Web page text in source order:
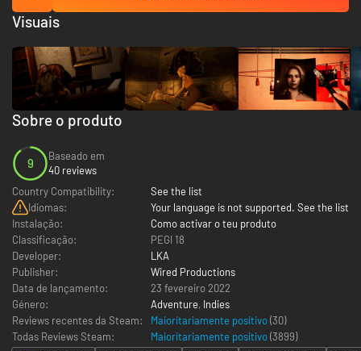
Sobre o produto
9
Baseado em
40 reviews
Country Compatibility:
See the list
Idiomas:
Your language is not supported. See the list
Instalação:
Como activar o teu produto
Classificação:
PEGI 18
Developer:
LKA
Publisher:
Wired Productions
Data de lançamento:
23 fevereiro 2022
Género:
Adventure, Indies
Reviews recentes da Steam:
Maioritariamente positivo(30)
Todas Reviews Steam:
Maioritariamente positivo(3899)
Visuais